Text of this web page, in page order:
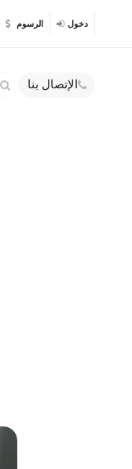
الرسوم دخول
الإتصال بنا